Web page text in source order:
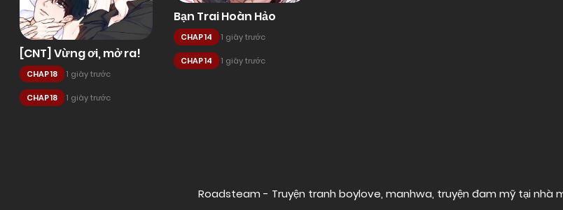
[CNT] Vừng ơi, mở ra!
CHAP 18 1 giây trước
CHAP 18 1 giây trước
Bạn Trai Hoàn Hảo
CHAP 14 1 giây trước
CHAP 14 1 giây trước
Roadsteam - Truyện tranh boylove, manhwa, truyện đam mỹ tại nhà